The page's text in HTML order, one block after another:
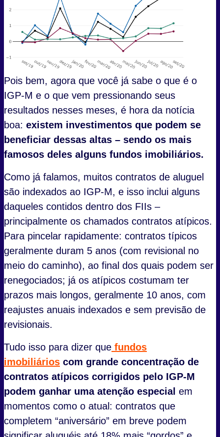
Pois bem, agora que você já sabe o que é o
IGP-M e o que vem pressionando seus
resultados nesses meses, é hora da notícia
boa: existem investimentos que podem se
beneficiar dessas altas – sendo os mais
famosos deles alguns fundos imobiliários.
Como já falamos, muitos contratos de aluguel
são indexados ao IGP-M, e isso inclui alguns
daqueles contidos dentro dos FIIs –
principalmente os chamados contratos atípicos.
Para pincelar rapidamente: contratos típicos
geralmente duram 5 anos (com revisional no
meio do caminho), ao final dos quais podem ser
renegociados; já os atípicos costumam ter
prazos mais longos, geralmente 10 anos, com
reajustes anuais indexados e sem previsão de
revisionais.
Tudo isso para dizer que fundos
imobiliários com grande concentração de
contratos atípicos corrigidos pelo IGP-M
podem ganhar uma atenção especial em
momentos como o atual: contratos que
completem “aniversário” em breve podem